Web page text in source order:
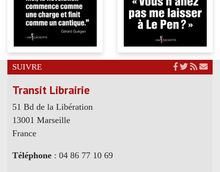
SUIVRE
Transit Librairie
51 Bd de la Libération
13001 Marseille
France
Téléphone : 04 86 77 10 69